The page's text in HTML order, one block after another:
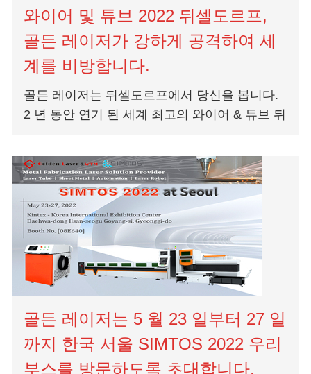
와이어 및 튜브 2022 뒤셀도르프,
골든 레이저가 강하게 공격하여 세
계를 비방합니다.
골든 레이저는 뒤셀도르프에서 당신을 봅니다.
2 년 동안 연기 된 세계 최고의 와이어 & 튜브 뒤
일 메세 뒤셀도르프에서 돌아 왔습니다.
골든 레이저는 5 월 23 일부터 27 일
까지 한국 서울 SIMTOS 2022 우리
부스를 방문하도록 초대합니다.